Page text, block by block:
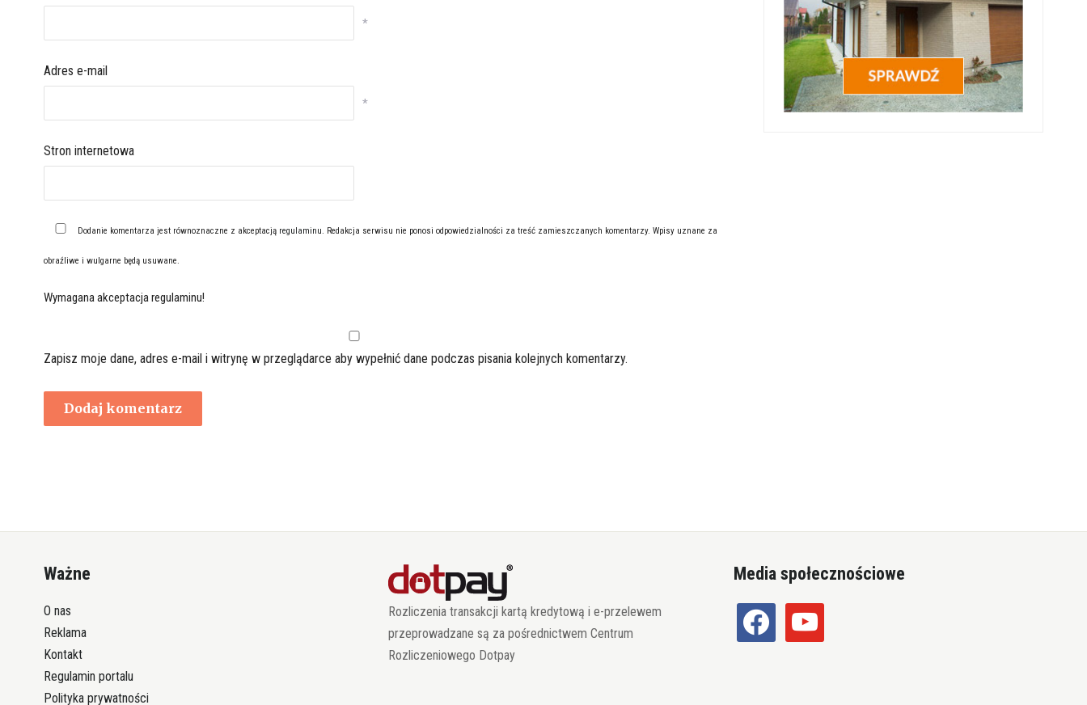
*
Adres e-mail
*
Stron internetowa
Dodanie komentarza jest równoznaczne z akceptacją regulaminu. Redakcja serwisu nie ponosi odpowiedzialności za treść zamieszczanych komentarzy. Wpisy uznane za
obraźliwe i wulgarne będą usuwane.
Wymagana akceptacja regulaminu!
Zapisz moje dane, adres e-mail i witrynę w przeglądarce aby wypełnić dane podczas pisania kolejnych komentarzy.
Ważne
O nas
Reklama
Kontakt
Regulamin portalu
Polityka prywatności
Rozliczenia transakcji kartą kredytową i e-przelewem
przeprowadzane są za pośrednictwem Centrum
Rozliczeniowego Dotpay
Media społecznościowe
facebook youtube